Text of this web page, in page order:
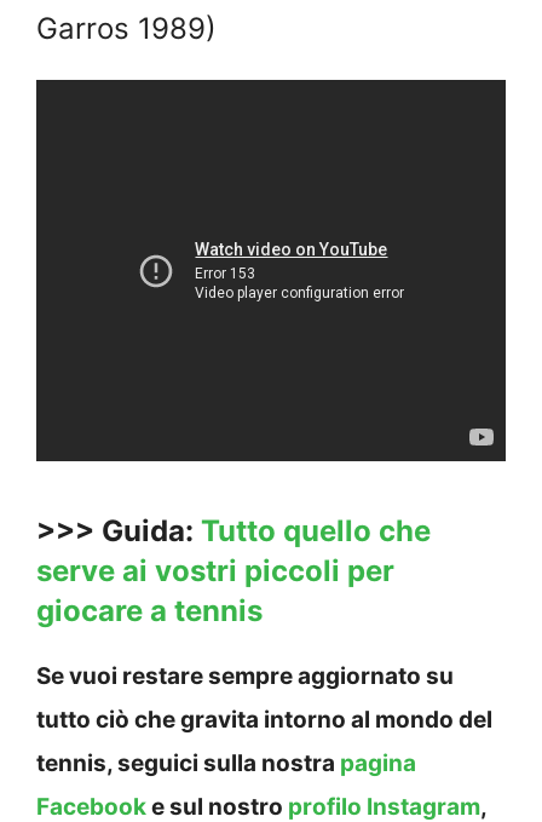
Garros 1989)
>>> Guida: Tutto quello che
serve ai vostri piccoli per
giocare a tennis
Se vuoi restare sempre aggiornato su
tutto ciò che gravita intorno al mondo del
tennis, seguici sulla nostra pagina
Facebooke sul nostro profilo Instagram,